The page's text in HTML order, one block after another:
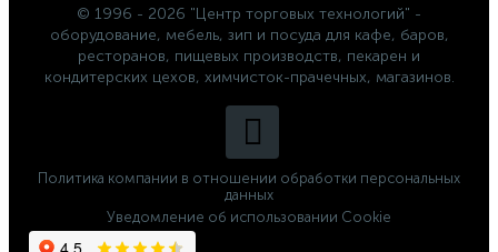
© 1996 - 2026 "Центр торговых технологий" -
оборудование, мебель, зип и посуда для кафе, баров,
ресторанов, пищевых производств, пекарен и
кондитерских цехов, химчисток-прачечных, магазинов.
Политика компании в отношении обработки персональных
данных
Уведомление об использовании Cookie